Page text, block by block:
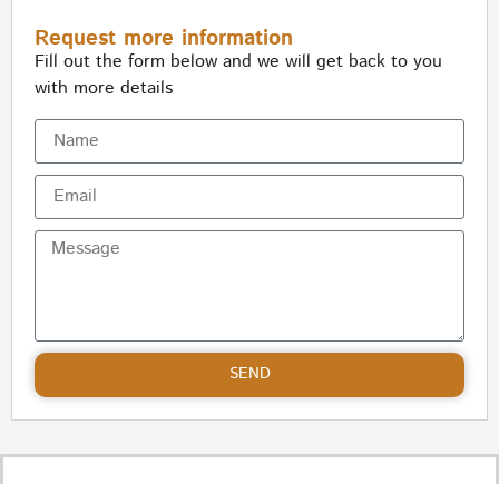
Request more information
Fill out the form below and we will get back to you
with more details
SEND